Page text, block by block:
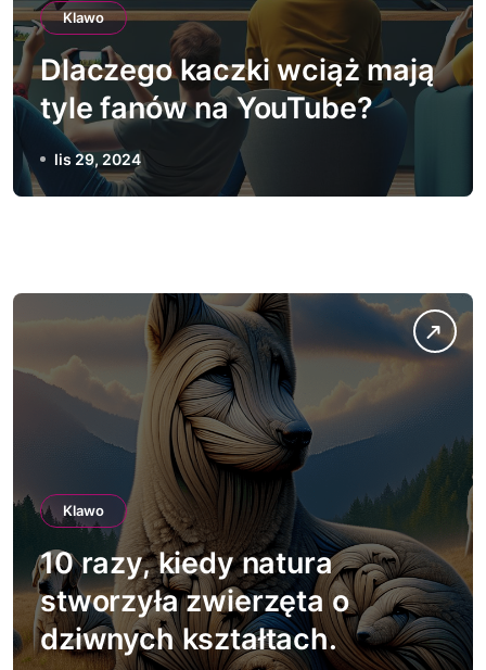
Klawo
Dlaczego kaczki wciąż mają
tyle fanów na YouTube?
lis 29, 2024
Klawo
10 razy, kiedy natura
stworzyła zwierzęta o
dziwnych kształtach.